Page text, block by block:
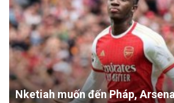
Nketiah muốn đến Pháp,